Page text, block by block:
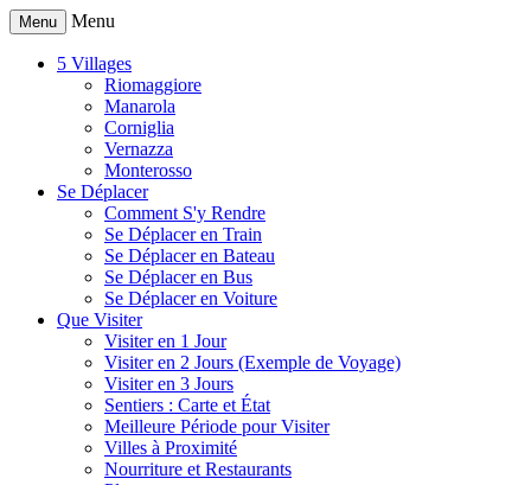
Menu Menu
5 Villages
Riomaggiore
Manarola
Corniglia
Vernazza
Monterosso
Se Déplacer
Comment S'y Rendre
Se Déplacer en Train
Se Déplacer en Bateau
Se Déplacer en Bus
Se Déplacer en Voiture
Que Visiter
Visiter en 1 Jour
Visiter en 2 Jours (Exemple de Voyage)
Visiter en 3 Jours
Sentiers : Carte et État
Meilleure Période pour Visiter
Villes à Proximité
Nourriture et Restaurants